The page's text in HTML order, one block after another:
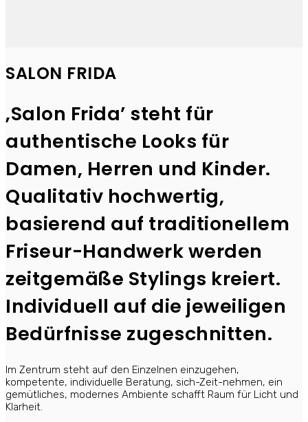
SALON FRIDA
‚Salon Frida’ steht für
authentische Looks für
Damen, Herren und Kinder.
Qualitativ hochwertig,
basierend auf traditionellem
Friseur-Handwerk werden
zeitgemäße Stylings kreiert.
Individuell auf die jeweiligen
Bedürfnisse zugeschnitten.
Im Zentrum steht auf den Einzelnen einzugehen,
kompetente, individuelle Beratung, sich-Zeit-nehmen, ein
gemütliches, modernes Ambiente schafft Raum für Licht und
Klarheit.